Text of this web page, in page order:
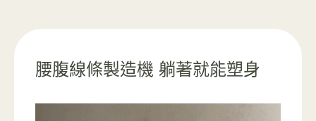
腰腹線條製造機 躺著就能塑身